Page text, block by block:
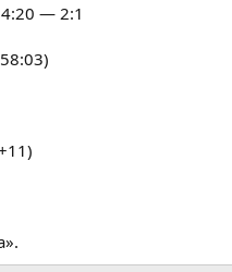
— 2:1